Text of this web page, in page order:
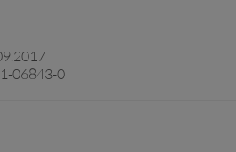
06843-0